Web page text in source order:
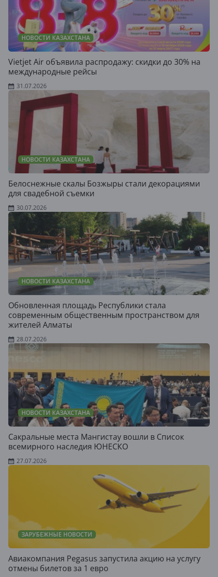
НОВОСТИ КАЗАХСТАНА
Vietjet Air объявила распродажу: скидки до 30% на
международные рейсы
31.07.2026
НОВОСТИ КАЗАХСТАНА
Белоснежные скалы Бозжыры стали декорациями
для свадебной съемки
30.07.2026
НОВОСТИ КАЗАХСТАНА
Обновленная площадь Республики стала
современным общественным пространством для
жителей Алматы
28.07.2026
НОВОСТИ КАЗАХСТАНА
Сакральные места Мангистау вошли в Список
всемирного наследия ЮНЕСКО
27.07.2026
ЗАРУБЕЖНЫЕ НОВОСТИ
Авиакомпания Pegasus запустила акцию на услугу
отмены билетов за 1 евро